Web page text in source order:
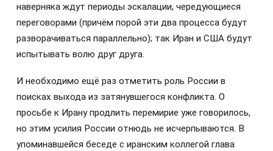
наверняка ждут периоды эскалации, чередующиеся
переговорами (причём порой эти два процесса будут
разворачиваться параллельно); так Иран и США будут
испытывать волю друг друга.
И необходимо ещё раз отметить роль России в
поисках выхода из затянувшегося конфликта. О
просьбе к Ирану продлить перемирие уже говорилось,
но этим усилия России отнюдь не исчерпываются. В
упоминавшейся беседе с иранским коллегой глава